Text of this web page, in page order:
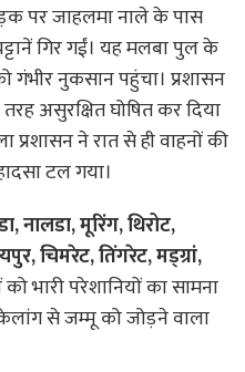
पर जाहलमा नाले के पास
गिर गईं। यह मलबा पुल के
नुकसान पहुंचा। प्रशासन
असुरक्षित घोषित कर दिया
ने रात से ही वाहनों की
टल गया।
नालडा, मूरिंग, थिरोट,
चिमरेट, तिंगरेट, मड्ग्रां,
भारी परेशानियों का सामना
से जम्मू को जोड़ने वाला